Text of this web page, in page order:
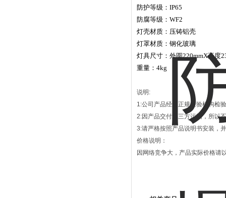
防护等级：IP65
防腐等级：WF2
灯壳材质：压铸铝壳
灯罩材质：钢化玻璃
灯具尺寸：外圆220mmX高度
重量：4kg
说明 :
1:公司产品经过正规检验机构检
2:因产品交付第三方运输，所以
3:请严格按照产品说明书安装，
价格说明：
因网络竞争大，产品实际价格请